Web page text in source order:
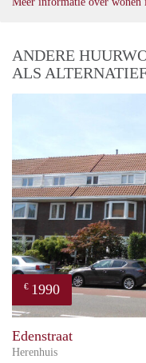
ANDERE
ALS
€ 1990
Edenstraat
Herenhuis